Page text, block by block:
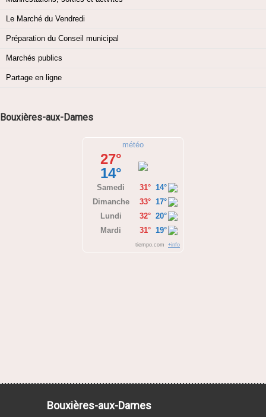
Le Marché du Vendredi
Préparation du Conseil municipal
Marchés publics
Partage en ligne
Bouxières-aux-Dames
météo
27°
14°
Samedi 31° 14°
Dimanche
33° 17°
Lundi
32° 20°
Mardi
31° 19°
tiempo.com +info
Bouxières-aux-Dames